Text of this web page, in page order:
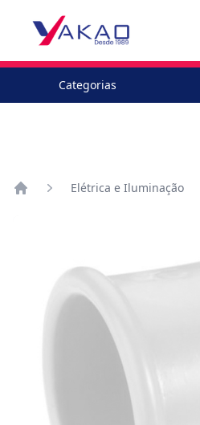
Categorias
Elétrica e Iluminação